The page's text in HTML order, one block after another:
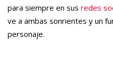
para siempre en sus redes
ve a ambas sonrientes y un
personaje.